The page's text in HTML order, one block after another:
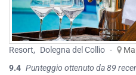
Resort, Dolegna del Collio -
9.4 Punteggio ottenuto da 89